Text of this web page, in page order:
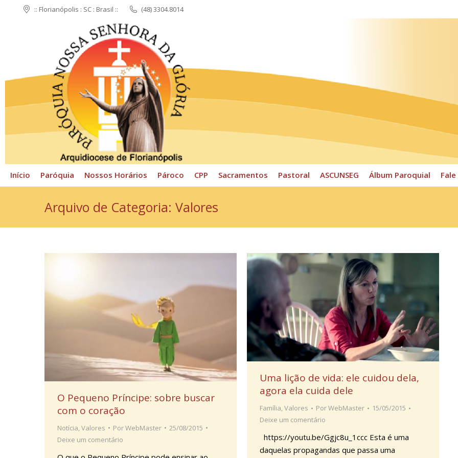
:: Florianópolis : SC : Brasil :: (48) 3304.8014
Início Paróquia Nossos Horários Pároco CPP Sacramentos Pastoral ASCUNSEG Álbum Paroquial
Arquivo de Categoria: Valores
O Pequeno Príncipe: sobre buscar
com o coração
Notícia,Valores PorWebMaster
25/08/2015
Deixe um comentário
Uma lição de vida: ele cuidou dela,
agora ela cuida dele
Família,Valores PorWebMaster
15/05/2015
Deixe um comentário
https://youtu.be/Ggjc8u_1ccc Esta é uma
daquelas propagandas que passa uma